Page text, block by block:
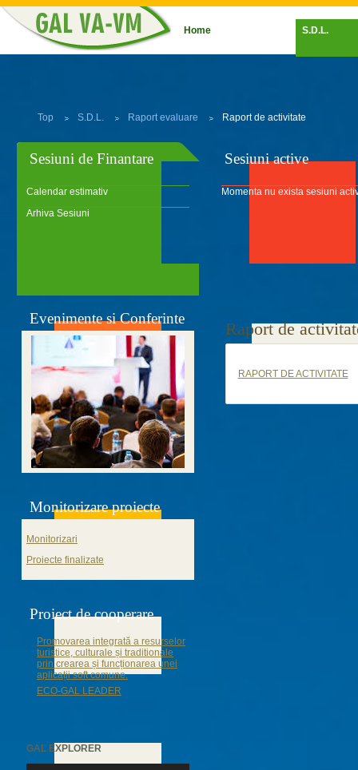
Home S.D.L.
Top S.D.L. Raport evaluare Raport de activitate
Sesiuni de Finantare
Calendar estimativ
Arhiva Sesiuni
Sesiuni active
Momenta nu exista sesiuni
Raport de
RAPORT DE ACTIVITATE
Evenimente si Conferinte
Monitorizare proiecte
Monitorizari
Proiecte finalizate
Proiect de cooperare
Promovarea integrată a resurselor
turistice, culturale și traditionale
prin crearea și funcționarea unei
aplicații soft comune.
ECO-GAL LEADER
GAL EXPLORER